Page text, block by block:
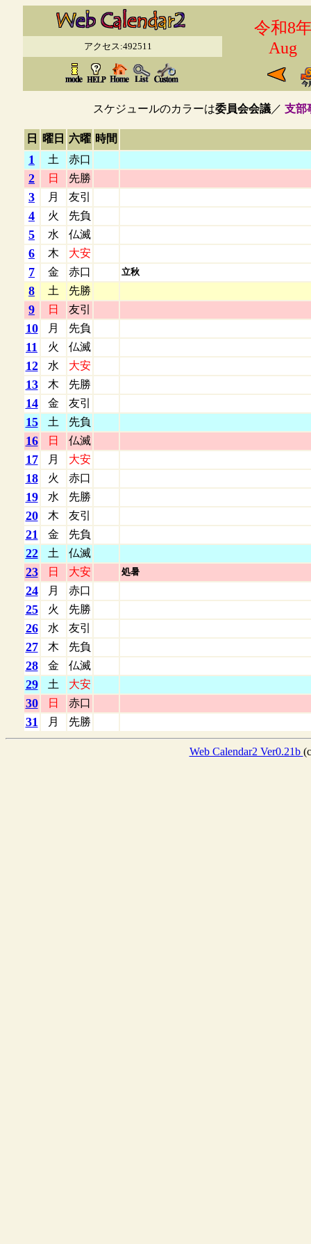
令和8
Aug
アクセス:492511
スケジュールのカラーは委員会会議／ 支部
日 曜日 六曜 時間
1 土 赤口
2 日 先勝
3 月 友引
4 火 先負
5 水 仏滅
6 木 大安
7 金 赤口 立秋
8 土 先勝
9 日 友引
10 月 先負
11 火 仏滅
12 水 大安
13 木 先勝
14 金 友引
15 土 先負
16 日 仏滅
17 月 大安
18 火 赤口
19 水 先勝
20 木 友引
21 金 先負
22 土 仏滅
23 日 大安 処暑
24 月 赤口
25 火 先勝
26 水 友引
27 木 先負
28 金 仏滅
29 土 大安
30 日 赤口
31 月 先勝
Web Calendar2 Ver0.21b